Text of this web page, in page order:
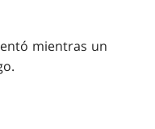
mientras un